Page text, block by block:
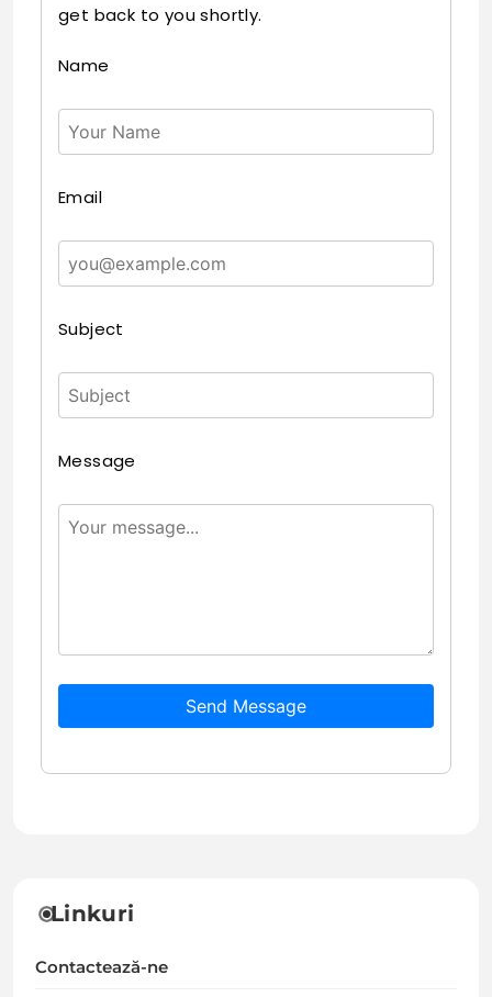
get back to you shortly.
Name
Email
Subject
Message
Send Message
Linkuri
Contactează-ne